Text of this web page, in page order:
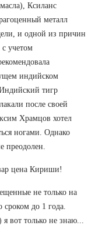
Ксиланс
металл
и одной из причин
с учетом
индийском
тигр
после своей
Храмцов хотел
ногами. Однако
преодолен.
цена Кириши!
не только на
до 1 года.
вот только не знаю...